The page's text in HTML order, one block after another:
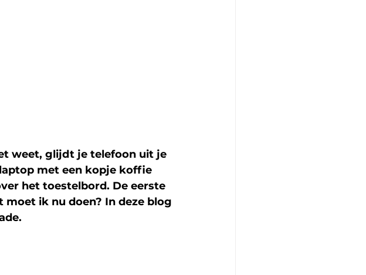
weet, glijdt je telefoon uit je
met een kopje koffie
het toestelbord. De eerste
ik nu doen? In deze blog